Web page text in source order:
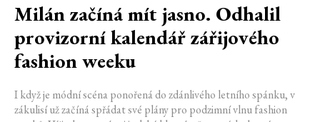
Milán začíná mít jasno. Odhalil
provizorní kalendář zářijového
fashion weeku
I když je módní scéna ponořená do zdánlivého letního spánku, v
zákulisí už začíná spřádat své plány pro podzimní vlnu fashion